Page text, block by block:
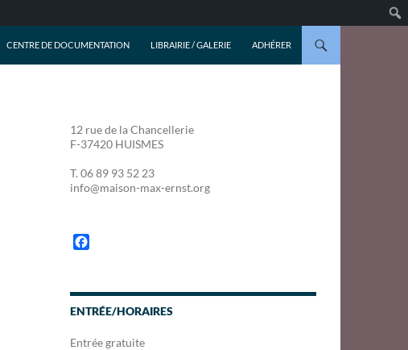
CENTRE DE DOCUMENTATION LIBRAIRIE / GALERIE ADHÉRER
12 rue de la Chancellerie
F-37420 HUISMES
T. 06 89 93 52 23
info@maison-max-ernst.org
e
b
o
ENTRÉE/HORAIRES
Entrée gratuite